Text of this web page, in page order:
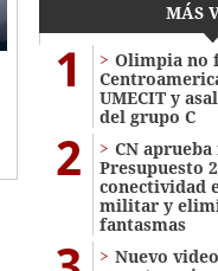
MÁS
1
Olimpia no
UMECIT y
del grupo C
2
CN
Presupuesto
conectividad
militar y
fantasmas
Nuevo